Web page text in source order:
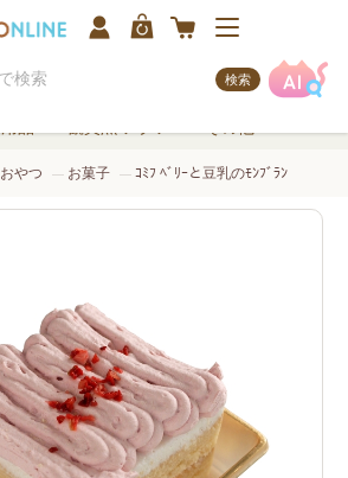
検索
おやつ お菓子 ｺﾐﾌ ﾍﾞﾘｰと豆乳のﾓﾝﾌﾞﾗﾝ